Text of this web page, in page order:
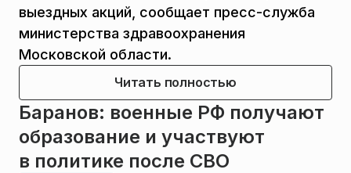
выездных акций, сообщает пресс-служба
министерства здравоохранения
Московской области.
Читать полностью
Баранов: военные РФ получают
образование и участвуют
в политике после СВО